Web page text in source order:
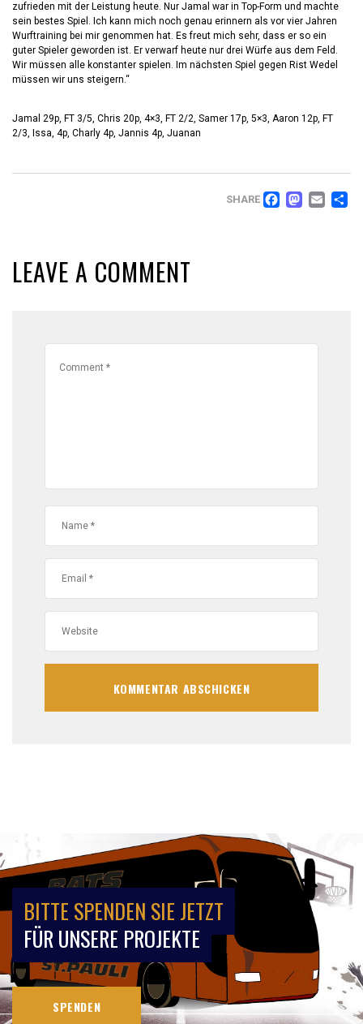
zufrieden mit der Leistung heute. Nur Jamal war in Top-Form und machte
sein bestes Spiel. Ich kann mich noch genau erinnern als vor vier Jahren
Wurftraining bei mir genommen hat. Es freut mich sehr, dass er so ein
guter Spieler geworden ist. Er verwarf heute nur drei Würfe aus dem Feld.
Wir müssen alle konstanter spielen. Im nächsten Spiel gegen Rist Wedel
müssen wir uns steigern.“
Jamal 29p, FT 3/5, Chris 20p, 4×3, FT 2/2, Samer 17p, 5×3, Aaron 12p, FT
2/3, Issa, 4p, Charly 4p, Jannis 4p, Juanan
SHARE
LEAVE A COMMENT
BITTE SPENDEN SIE JETZT
FÜR UNSERE PROJEKTE
SPENDEN